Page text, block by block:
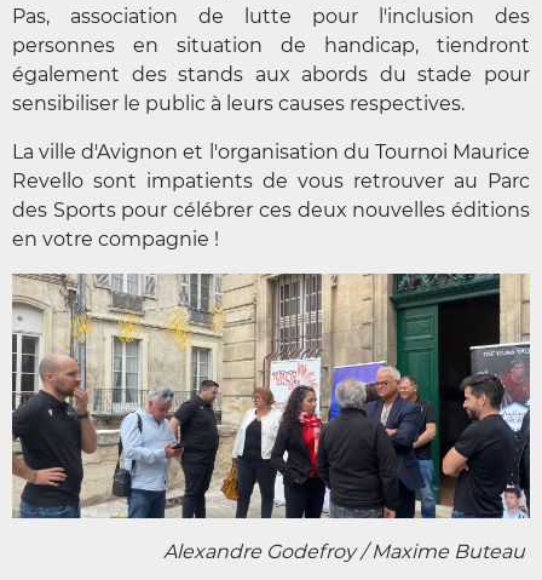
Pas, association de lutte pour l'inclusion des
personnes en situation de handicap, tiendront
également des stands aux abords du stade pour
sensibiliser le public à leurs causes respectives.
La ville d'Avignon et l'organisation du Tournoi Maurice
Revello sont impatients de vous retrouver au Parc
des Sports pour célébrer ces deux nouvelles éditions
en votre compagnie !
Alexandre Godefroy / Maxime Buteau